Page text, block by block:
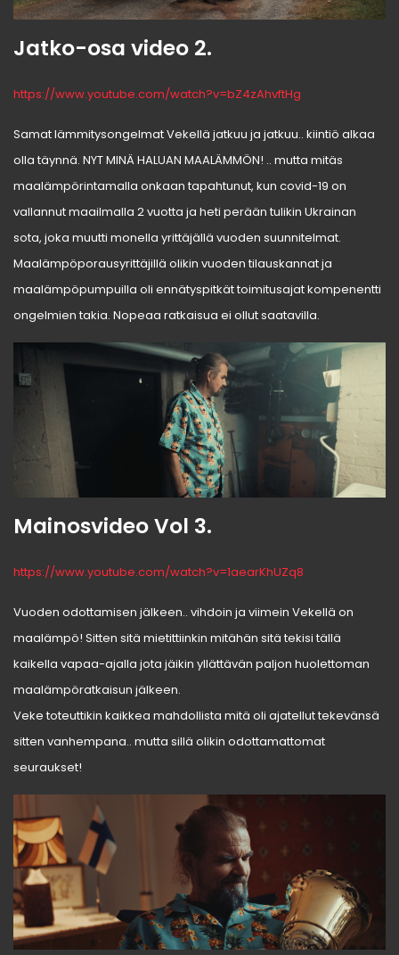
Jatko-osa video 2.
https://www.youtube.com/watch?v=bZ4zAhvftHg
Samat lämmitysongelmat Vekellä jatkuu ja jatkuu.. kiintiö alkaa
olla täynnä. NYT MINÄ HALUAN MAALÄMMÖN! .. mutta mitäs
maalämpörintamalla onkaan tapahtunut, kun covid-19 on
vallannut maailmalla 2 vuotta ja heti perään tulikin Ukrainan
sota, joka muutti monella yrittäjällä vuoden suunnitelmat.
Maalämpöporausyrittäjillä olikin vuoden tilauskannat ja
maalämpöpumpuilla oli ennätyspitkät toimitusajat kompenentti
ongelmien takia. Nopeaa ratkaisua ei ollut saatavilla.
Mainosvideo Vol 3.
https://www.youtube.com/watch?v=1aearKhUZq8
Vuoden odottamisen jälkeen.. vihdoin ja viimein Vekellä on
maalämpö! Sitten sitä mietittiinkin mitähän sitä tekisi tällä
kaikella vapaa-ajalla jota jäikin yllättävän paljon huolettoman
maalämpöratkaisun jälkeen.
Veke toteuttikin kaikkea mahdollista mitä oli ajatellut tekevänsä
sitten vanhempana.. mutta sillä olikin odottamattomat
seuraukset!